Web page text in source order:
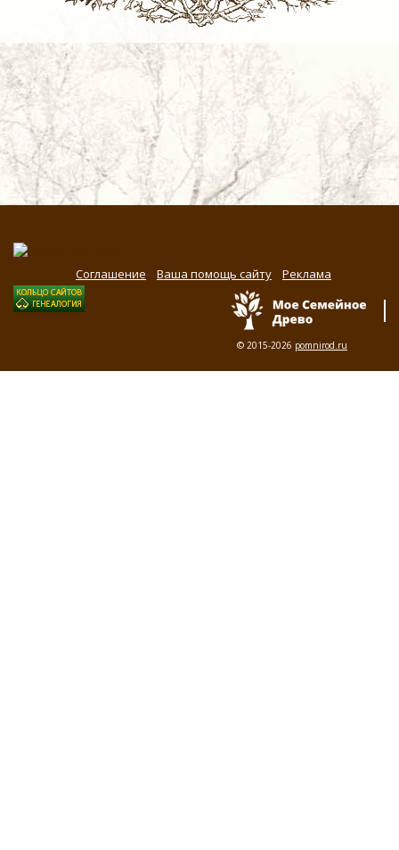
Соглашение Ваша помощь сайту Реклама
© 2015-2026 pomnirod.ru